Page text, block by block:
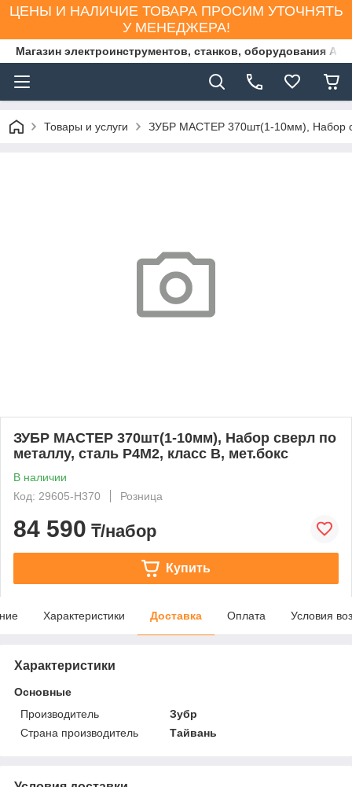
ЦЕНЫ И НАЛИЧИЕ ТОВАРА ПРОСИМ УТОЧНЯТЬ
У МЕНЕДЖЕРА!
Магазин электроинструментов, станков, оборудования
Товары и услуги ЗУБР МАСТЕР 370шт(1-10мм), Набор
ЗУБР МАСТЕР 370шт(1-10мм), Набор сверл по
металлу, сталь Р4М2, класс В, мет.бокс
В наличии
Код: 29605-H370
Розница
84 590 ₸/набор
Купить
Характеристики Доставка Оплата Условия
Характеристики
Основные
Производитель
Зубр
Страна производитель
Тайвань